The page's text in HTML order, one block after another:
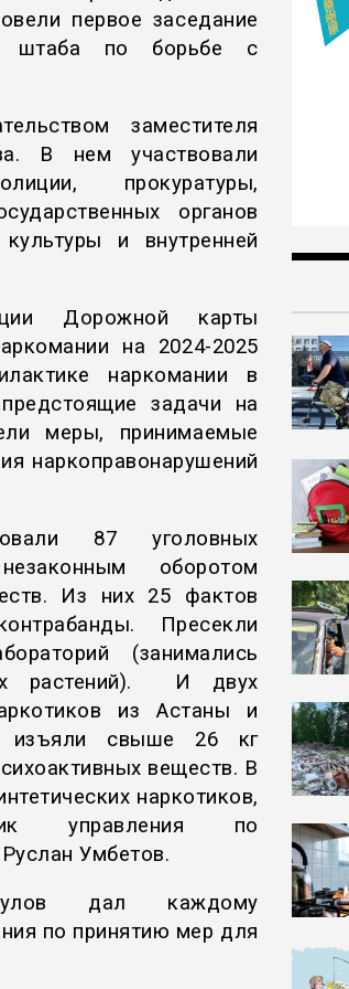
первое заседание
штаба по борьбе с
заместителя
В нем участвовали
прокуратуры,
органов
и внутренней
Дорожной карты
на 2024-2025
наркомании в
задачи на
меры, принимаемые
наркоправонарушений
87 уголовных
оборотом
Из них 25 фактов
Пресекли
(занимались
растений). И двух
из Астаны и
изъяли свыше 26 кг
веществ. В
наркотиков,
управления по
Умбетов.
дал каждому
по принятию мер для